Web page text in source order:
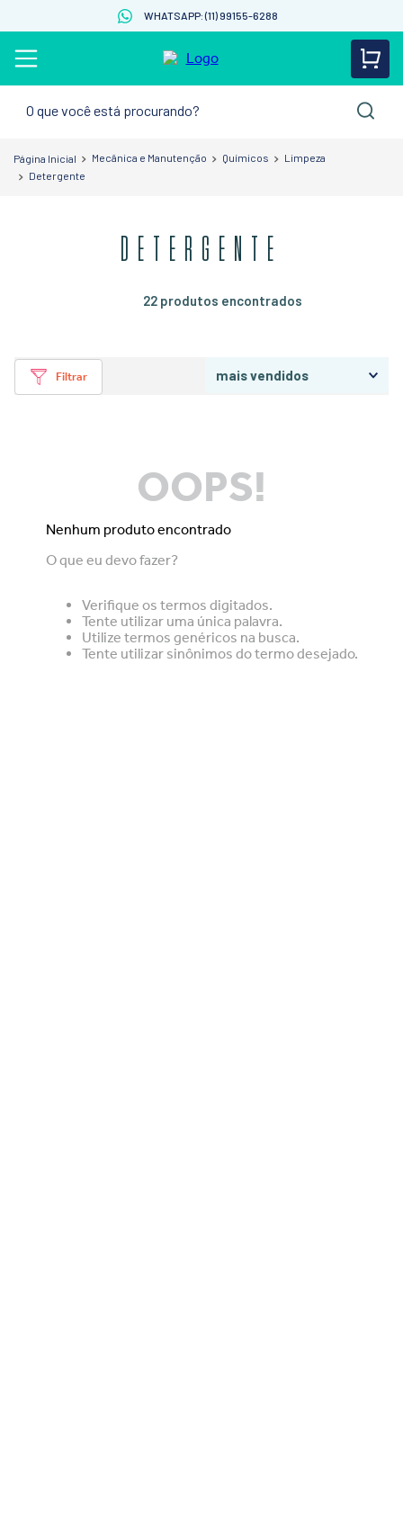
WHATSAPP: (11) 99155-6288
Mecânica e Manutenção Químicos
Limpeza
Detergente
DETERGENTE
22 produtos
Filtrar mais vendidos
OOPS!
Nenhum produto encontrado
O que eu devo fazer?
Verifique os termos digitados.
Tente utilizar uma única palavra.
Utilize termos genéricos na busca.
Tente utilizar sinônimos do termo desejado.